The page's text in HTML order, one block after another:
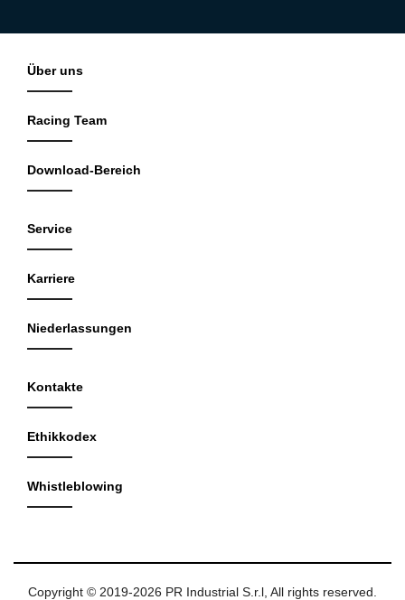
Über uns
Racing Team
Download-Bereich
Service
Karriere
Niederlassungen
Kontakte
Ethikkodex
Whistleblowing
Copyright © 2019-2026 PR Industrial S.r.l, All rights reserved.